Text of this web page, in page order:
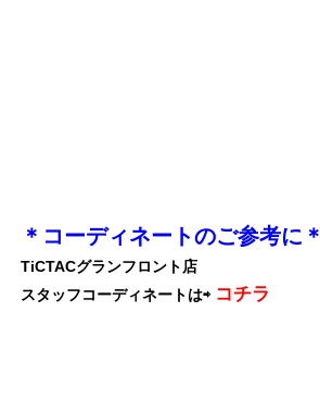
＊コーディネートのご参考に＊
TiCTACグランフロント店
スタッフコーディネートは⇨ コチラ